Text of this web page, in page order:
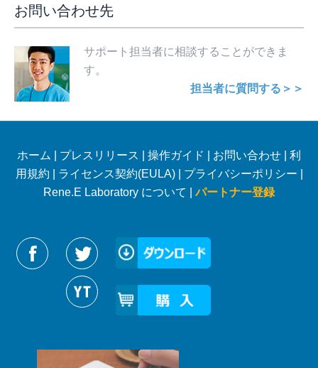
お問い合わせ先
サポート担当者に相談することができま
す。
担当者に質問する＞＞
ホーム プレスリリース 操作ガイド お問い合わせ
利
用規約
ライセンス契約(EULA)| プライバシーポリシー
Rene.E Laboratory について |パートナー登録
Reneelabをフォローする